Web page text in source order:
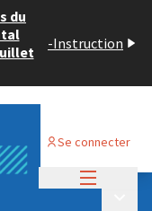
du
-Instruction
Se connecter